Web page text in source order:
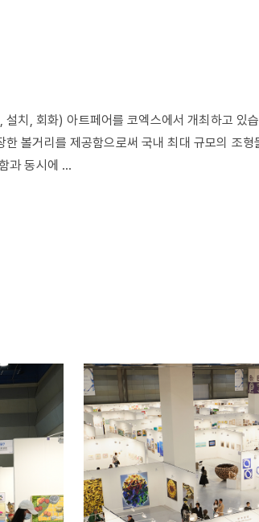
치, 회화) 아트페어를 코엑스에서 개최하고
볼거리를 제공함으로써 국내 최대 규모의 조
과 동시에 ...